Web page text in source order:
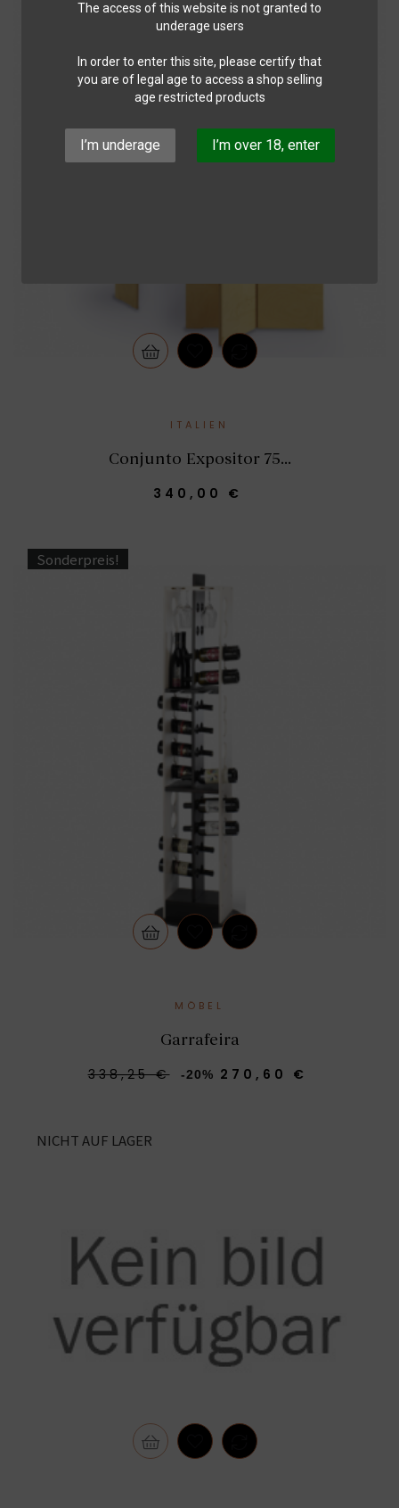
The access of this website is not granted to
underage users
In order to enter this site, please certify that
you are of legal age to access a shop selling
age restricted products
I’m underage I’m over 18, enter
ITALIEN
Conjunto Expositor 75...
340,00 €
Sonderpreis!
MÖBEL
Garrafeira
338,25 € -20% 270,60 €
NICHT AUF LAGER